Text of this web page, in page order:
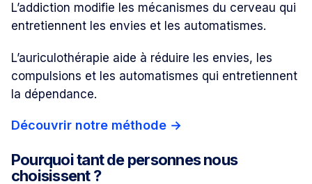
L’addiction modifie les mécanismes du cerveau qui
entretiennent les envies et les automatismes.
L’auriculothérapie aide à réduire les envies, les
compulsions et les automatismes qui entretiennent
la dépendance.
Découvrir notre méthode →
Pourquoi tant de personnes nous
choisissent ?